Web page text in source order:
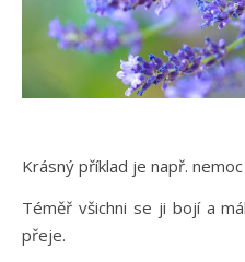
Krásný příklad je např. nemoc
Téměř všichni se ji bojí a
přeje.